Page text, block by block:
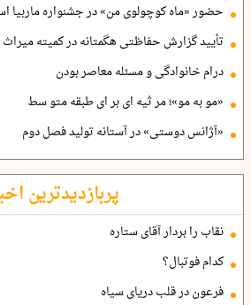
حضور «ماه کوچولوی من» در جشنواره ماربیا
تأیید گزارش حفاظتی هگمتانه در کمیته
درام خانوادگی و مسئله معاصر بودن
«مو به مو»؛ مر ثیه ای بر ای طبقه متو سط
«آژانس دوستی» در آستانه تولید فصل دوم
پربازدیدترین
نقاب را بردار آقای ستاره
کدام فوتبال؟
فرعون در قلب دریای سیاه